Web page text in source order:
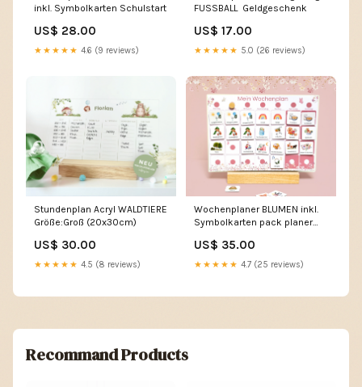
inkl. Symbolkarten Schulstart
US$ 28.00
★★★★★ 4.6 (9 reviews)
FUSSBALL Geldgeschenk
US$ 17.00
★★★★★ 5.0 (26 reviews)
Stundenplan Acryl WALDTIERE
Größe:Groß (20x30cm)
US$ 30.00
★★★★★ 4.5 (8 reviews)
Wochenplaner BLUMEN inkl.
Symbolkarten pack planer
US$ 35.00
★★★★★ 4.7 (25 reviews)
Recommand Products